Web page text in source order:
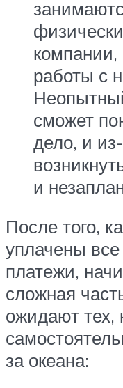
работы с
сможет
дело, и
и
После того,
уплачены
платежи,
сложная
ожидают тех,
за океана: